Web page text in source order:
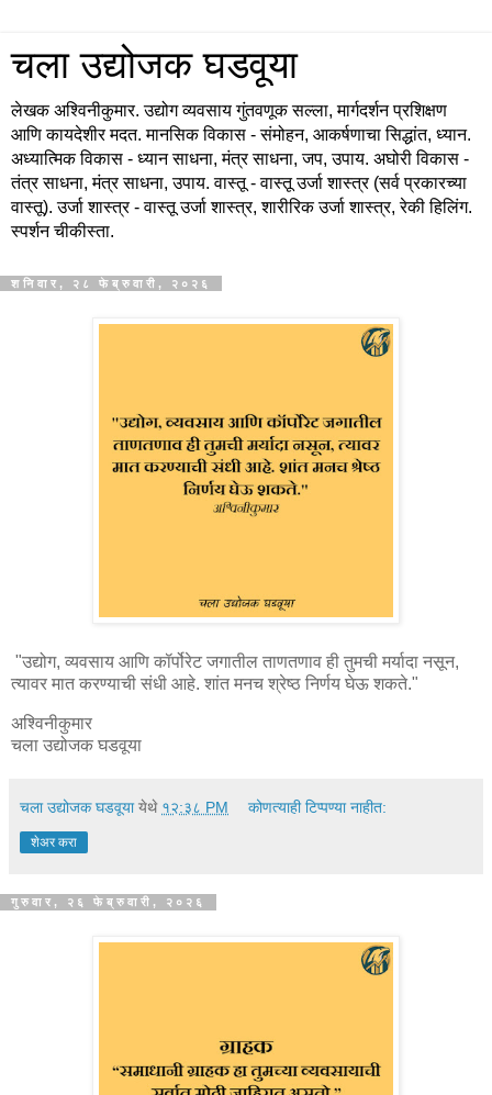
चला उद्योजक घडवूया
लेखक अश्विनीकुमार. उद्योग व्यवसाय गुंतवणूक सल्ला, मार्गदर्शन प्रशिक्षण
आणि कायदेशीर मदत. मानसिक विकास - संमोहन, आकर्षणाचा सिद्धांत, ध्यान.
अध्यात्मिक विकास - ध्यान साधना, मंत्र साधना, जप, उपाय. अघोरी विकास -
तंत्र साधना, मंत्र साधना, उपाय. वास्तू - वास्तू उर्जा शास्त्र (सर्व प्रकारच्या
वास्तू). उर्जा शास्त्र - वास्तू उर्जा शास्त्र, शारीरिक उर्जा शास्त्र, रेकी हिलिंग.
स्पर्शन चीकीस्ता.
शनिवार, २८ फेब्रुवारी, २०२६
"उद्योग, व्यवसाय आणि कॉर्पोरेट जगातील ताणतणाव ही तुमची मर्यादा नसून,
त्यावर मात करण्याची संधी आहे. शांत मनच श्रेष्ठ निर्णय घेऊ शकते."
अश्विनीकुमार
चला उद्योजक घडवूया
चला उद्योजक घडवूया येथे १२:३८ PM कोणत्याही टिप्पण्‍या नाहीत:
शेअर करा
गुरुवार, २६ फेब्रुवारी, २०२६